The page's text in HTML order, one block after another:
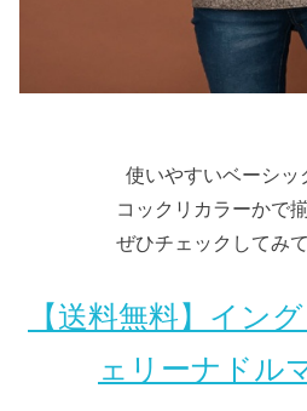
使いやすいベーシッ
コックリカラーかで
ぜひチェックしてみ
【送料無料】イン
ェリーナドル